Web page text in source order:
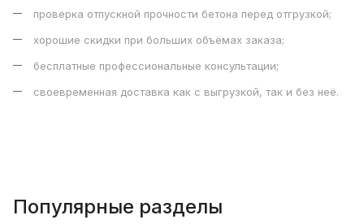
проверка отпускной прочности бетона перед отгрузкой;
хорошие скидки при больших объёмах заказа;
бесплатные профессиональные консультации;
своевременная доставка как с выгрузкой, так и без неё.
Популярные разделы